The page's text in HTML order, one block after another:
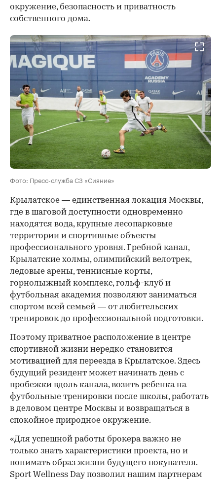
окружение, безопасность и приватность
собственного дома.
Фото: Пресс-служба СЗ «Сияние»
Крылатское — единственная локация Москвы,
где в шаговой доступности одновременно
находятся вода, крупные лесопарковые
территории и спортивные объекты
профессионального уровня. Гребной канал,
Крылатские холмы, олимпийский велотрек,
ледовые арены, теннисные корты,
горнолыжный комплекс, гольф-клуб и
футбольная академия позволяют заниматься
спортом всей семьей — от любительских
тренировок до профессиональной подготовки.
Поэтому приватное расположение в центре
спортивной жизни нередко становится
мотивацией для переезда в Крылатское. Здесь
будущий резидент может начинать день с
пробежки вдоль канала, возить ребенка на
футбольные тренировки после школы, работать
в деловом центре Москвы и возвращаться в
спокойное природное окружение.
«Для успешной работы брокера важно не
только знать характеристики проекта, но и
понимать образ жизни будущего покупателя.
Sport Wellness Day позволил нашим партнерам